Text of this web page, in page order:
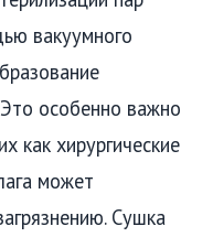
вакуумного
особенно важно
как хирургические
может
Сушка